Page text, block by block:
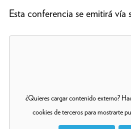
Esta conferencia se emitirá vía
¿Quieres cargar contenido externo?
cookies de terceros para mostrarte